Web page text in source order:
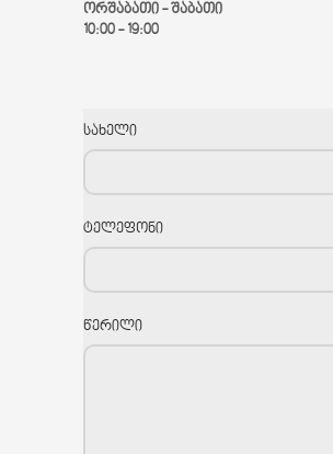
ორშაბათი - შაბათი
10:00 - 19:00
სახელი
ტელეფონი
წერილი